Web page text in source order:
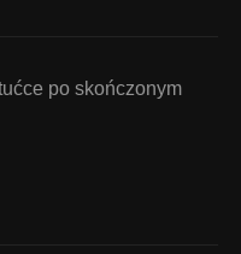
po skończonym